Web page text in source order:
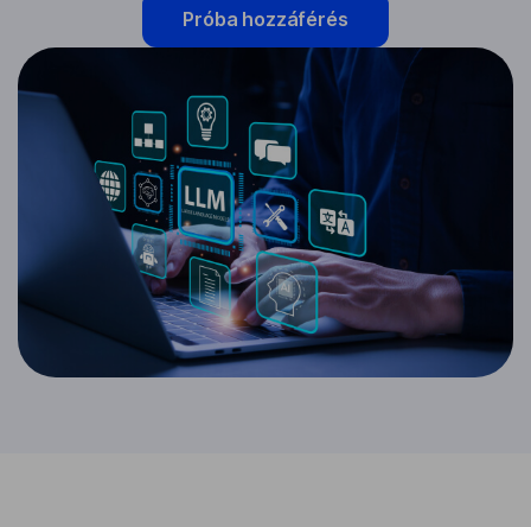
Próba hozzáférés